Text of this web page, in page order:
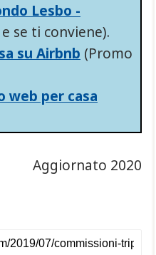
Lesbo -
se ti conviene).
su Airbnb (Promo
web per casa
Aggiornato 2020